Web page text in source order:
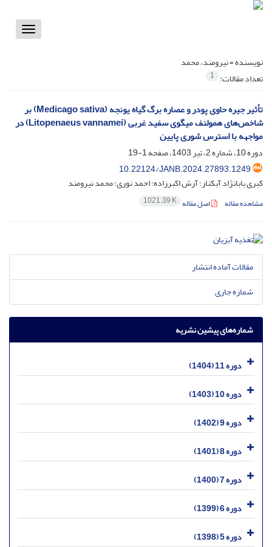
Toggle
نویسنده =نیرومند، محمد
تعداد مقالات: 1
تأثیر جیره حاوی پودر و عصاره برگ گیاه یونجه (Medicago sativa) بر
شاخص‌های همولنف میگوی سفید غربی (Litopenaeus vannamei) در
مواجهه با استرس شوری پایین
دوره 10، شماره 2، تیر 1403، صفحه
1-19
10.22124/JANB.2024.27893.1249
کبری بابانژاد آبکنار؛ آرش اکبرزاده؛ احمد نوری؛ محمد نیرومند
مشاهده مقاله اصل مقاله 1021.39 K
مقالات آماده انتشار
شماره جاری
شماره‌های پیشین نشریه
دوره 11 (1404)
دوره 10 (1403)
دوره 9 (1402)
دوره 8 (1401)
دوره 7 (1400)
دوره 6 (1399)
دوره 5 (1398)